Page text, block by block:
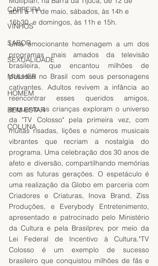
CARREIRA
VINHOS
SABOR
SEXUALIDADE
MULHER
HOMEM
BEM ESTAR
COLUNA
abril a 11 de maio, sábados, às 14h e
16h30, e domingos, às 11h e 15h.
Uma emocionante homenagem a um dos
programas mais amados da televisão
brasileira, que encantou milhões de
pessoas no Brasil com seus personagens
cativantes. Adultos revivem a infância ao
reencontrar esses queridos amigos,
enquanto as crianças exploram o universo
da "TV Colosso" pela primeira vez, com
muitas risadas, lições e números musicais
vibrantes que recriam a nostalgia do
programa. Uma celebração dos 30 anos de
afeto e diversão, compartilhando memórias
com as futuras gerações. O espetáculo é
uma realização da Globo em parceria com
Criadores e Criaturas, Inova Brand, Ziss
Produções, e Everybody Entretenimento,
apresentado e patrocinado pelo Ministério
da Cultura e pela Brasilprev, por meio da
Lei Federal de Incentivo à Cultura."TV
Colosso é um exemplo de sucesso
brasileiro que conquistou milhões de fãs e